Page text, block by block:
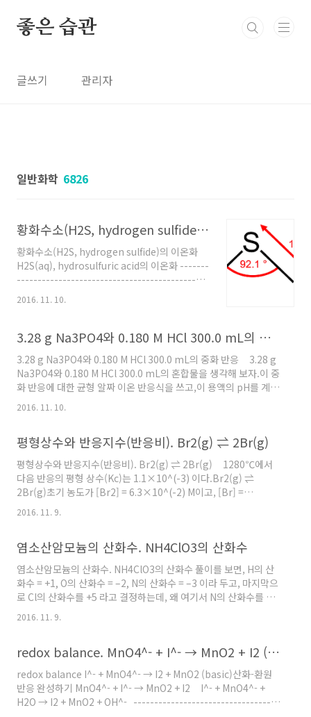
좋은 습관
글쓰기 관리자
일반화학 6826
황화수소(H2S, hydrogen sulfide)의 이온화
황화수소(H2S, hydrogen sulfide)의 이온화
H2S(aq), hydrosulfuric acid의 이온화 -------
--------------------------------------------
1) H2S(g) + H2O(l) ⇌ H2S(aq) 2) H2S(aq) ⇌
H^+(aq) + HS^-(aq) 3) HS^-(aq) ⇌ H^+(aq)
H2S(aq) 2) H2S(aq) + H2O(l) ⇌ H3O^+(aq)
+ HS^-(aq) 3) HS^-(aq) + H2O(l) ⇌ H3O^+
(aq) + S^2-(aq) 전체 반응식 H2S(aq) ⇌ 2H^+
(aq) + S^2-(aq) [ 관련 예제
https://ywpop.tistory...
2016. 11. 10.
3.28 g Na3PO4와 0.180 M HCl 300.0 mL의 중화 반응
3.28 g Na3PO4와 0.180 M HCl 300.0 mL의 중화 반응 3.28 g
Na3PO4와 0.180 M HCl 300.0 mL의 혼합물을 생각해 보자.이 중
화 반응에 대한 균형 알짜 이온 반응식을 쓰고,이 용액의 pH를 계산
하시오. Neutralization reactions involving either a
strong acid or a strong base go essentially to
neutralizations into account before calculating
concentrations in mixtures of acids and bases. Consider
a mixture o..
2016. 11. 10.
평형상수와 반응지수(반응비). Br2(g) ⇌ 2Br(g)
평형상수와 반응지수(반응비). Br2(g) ⇌ 2Br(g) 1280℃에서
다음 반응의 평형 상수(Kc)는 1.1×10^(-3) 이다.Br2(g) ⇌
2Br(g)초기 농도가 [Br2] = 6.3×10^(-2) M이고, [Br] =
1.2×10^(-2) M일 때,평형에서 이들 화학종의 농도를 계산하시오.
Initially a flask contains 6.3×10^(-2) M Br2 and
concentrations of Br2 and Br at equilibrium at this
temperature?Br2(g) ⇌ 2Br(g) ... Kc = 1.1×10^(-3) 반응
물과 생성물의 초기농도가 둘 다 주어..
2016. 11. 9.
염소산암모늄의 산화수. NH4ClO3의 산화수
염소산암모늄의 산화수. NH4ClO3의 산화수 풀이를 보면, H의 산
화수 = +1, O의 산화수 = –2, N의 산화수 = –3 이라 두고, 마지막으
로 Cl의 산화수를 +5 라고 결정하는데, 왜 여기서 N의 산화수를 –3
이라 두는지 모르겠습니다. Cl의 산화수를 –1 이라 두고 N의 산화
수를 결정할 수는 없는가요? ------------------------------------
https://ywpop.tistory.com/2719 ] ------------------------
--------------------------- 제가 평소 학생들에게 원자단(다원자
이온)의 이온 전하는 “묻지도 따지지도 말고” 그냥 암기하라고 하
는데, 그 이유..
2016. 11. 9.
redox balance. MnO4^- + I^- → MnO2 + I2 (basic)
redox balance I^- + MnO4^- → I2 + MnO2 (basic)산화-환원
반응 완성하기 MnO4^- + I^- → MnO2 + I2 I^- + MnO4^- +
H2O → I2 + MnO2 + OH^- -----------------------------------